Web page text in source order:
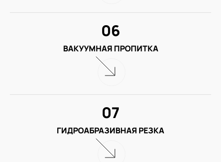
ВАКУУМНАЯ ПРОПИТКА
06
ГИДРОАБРАЗИВНАЯ РЕЗКА
07